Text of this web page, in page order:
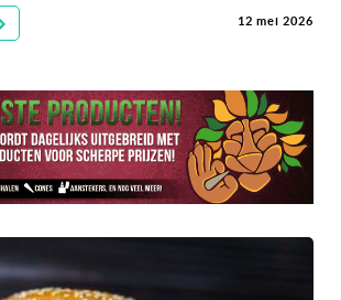
12 mei 2026